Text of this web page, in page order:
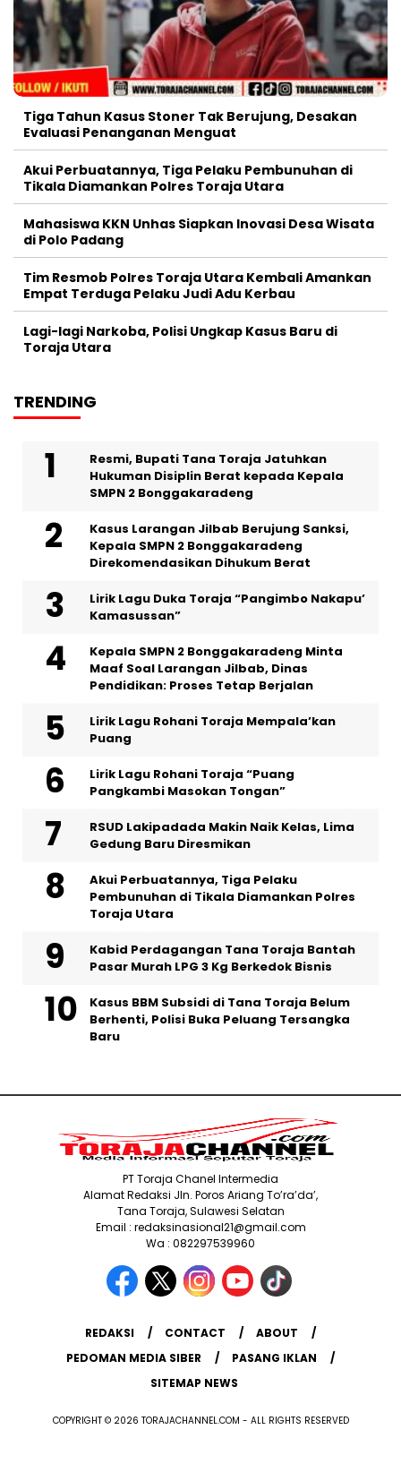
Tiga Tahun Kasus Stoner Tak Berujung, Desakan
Evaluasi Penanganan Menguat
Akui Perbuatannya, Tiga Pelaku Pembunuhan di
Tikala Diamankan Polres Toraja Utara
Mahasiswa KKN Unhas Siapkan Inovasi Desa Wisata
di Polo Padang
Tim Resmob Polres Toraja Utara Kembali Amankan
Empat Terduga Pelaku Judi Adu Kerbau
Lagi-lagi Narkoba, Polisi Ungkap Kasus Baru di
Toraja Utara
TRENDING
Resmi, Bupati Tana Toraja Jatuhkan
Hukuman Disiplin Berat kepada Kepala
SMPN 2 Bonggakaradeng
Kasus Larangan Jilbab Berujung Sanksi,
Kepala SMPN 2 Bonggakaradeng
Direkomendasikan Dihukum Berat
Lirik Lagu Duka Toraja “Pangimbo Nakapu’
Kamasussan”
Kepala SMPN 2 Bonggakaradeng Minta
Maaf Soal Larangan Jilbab, Dinas
Pendidikan: Proses Tetap Berjalan
Lirik Lagu Rohani Toraja Mempala’kan
Puang
Lirik Lagu Rohani Toraja “Puang
Pangkambi Masokan Tongan”
RSUD Lakipadada Makin Naik Kelas, Lima
Gedung Baru Diresmikan
Akui Perbuatannya, Tiga Pelaku
Pembunuhan di Tikala Diamankan Polres
Toraja Utara
Kabid Perdagangan Tana Toraja Bantah
Pasar Murah LPG 3 Kg Berkedok Bisnis
Kasus BBM Subsidi di Tana Toraja Belum
Berhenti, Polisi Buka Peluang Tersangka
Baru
PT Toraja Chanel Intermedia
Alamat Redaksi Jln. Poros Ariang To’ra’da’,
Tana Toraja, Sulawesi Selatan
Email : redaksinasional21@gmail.com
Wa : 082297539960
REDAKSI CONTACT
ABOUT
PEDOMAN MEDIA SIBER
PASANG IKLAN
SITEMAP NEWS
COPYRIGHT © 2026 TORAJACHANNEL.COM - ALL RIGHTS RESERVED